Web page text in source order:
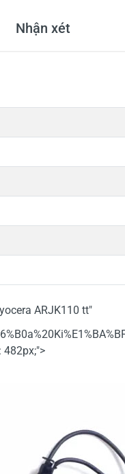
Nhận xét
ARJK110 tt"